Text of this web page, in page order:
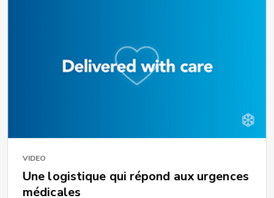
VIDEO
Une logistique qui répond aux urgences
médicales